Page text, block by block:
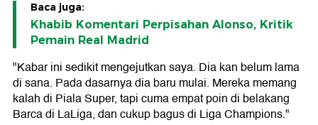
Baca juga:
Khabib Komentari Perpisahan Alonso, Kritik
Pemain Real Madrid
"Kabar ini sedikit mengejutkan saya. Dia kan belum lama
di sana. Pada dasarnya dia baru mulai. Mereka memang
kalah di Piala Super, tapi cuma empat poin di belakang
Barca di LaLiga, dan cukup bagus di Liga Champions."